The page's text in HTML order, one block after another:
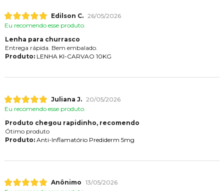
Edilson C. 26/05/2026
Eu recomendo esse produto.
Lenha para churrasco
Entrega rápida. Bem embalado.
Produto:LENHA KI-CARVAO 10KG
Juliana J. 20/05/2026
Eu recomendo esse produto.
Produto chegou rapidinho, recomendo
Ótimo produto
Produto:Anti-Inflamatório Prediderm 5mg
Anônimo 13/05/2026